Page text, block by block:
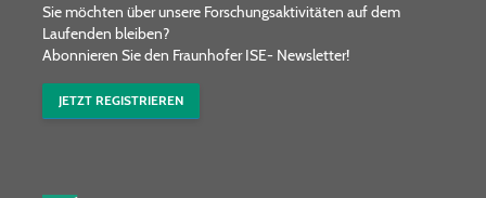
Sie möchten über unsere Forschungs­aktivitäten auf dem
Laufenden bleiben?
Abonnieren Sie den Fraunhofer ISE- Newsletter!
JETZT REGISTRIEREN